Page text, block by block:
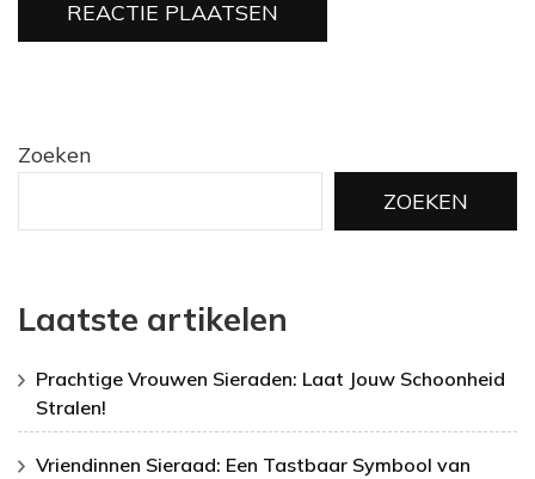
Zoeken
ZOEKEN
Laatste artikelen
Prachtige Vrouwen Sieraden: Laat Jouw Schoonheid
Stralen!
Vriendinnen Sieraad: Een Tastbaar Symbool van